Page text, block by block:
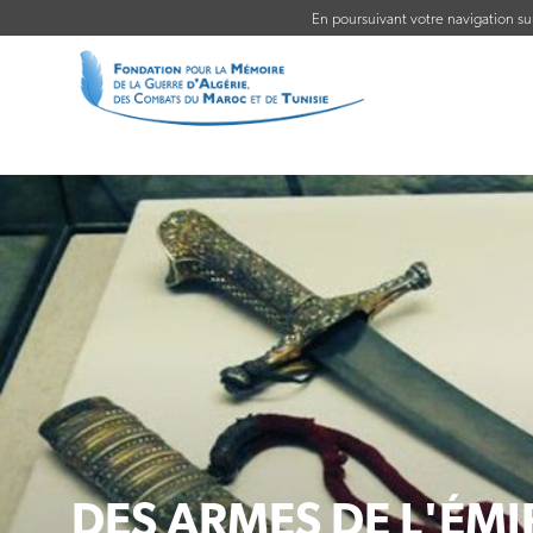
En poursuivant votre navigation
DES ARMES DE